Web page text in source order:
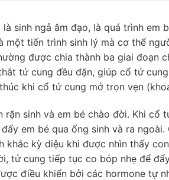
sinh ngả âm đạo, là quá trình
một tiến trình sinh lý mà cơ thể
được chia thành ba giai đoạn
tử cung đều đặn, giúp cổ tử
khi cổ tử cung mở trọn vẹn
rặn sinh và em bé chào đời. Khi
em bé qua ống sinh và ra
khắc kỳ diệu khi được nhìn thấy
tử cung tiếp tục co bóp nhẹ để
điều khiển bởi các hormone tự